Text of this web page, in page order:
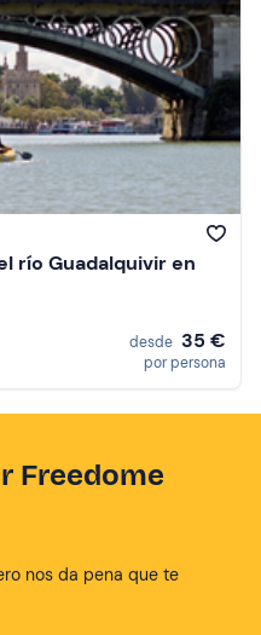
río Guadalquivir en
desde 35 €
por persona
Freedome
nos da pena que te